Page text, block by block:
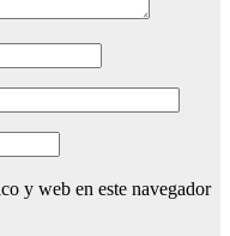
y web en este navegador